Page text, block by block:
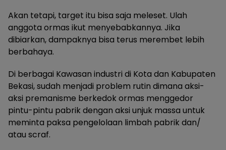
Akan tetapi, target itu bisa saja meleset. Ulah
anggota ormas ikut menyebabkannya. Jika
dibiarkan, dampaknya bisa terus merembet lebih
berbahaya.
Di berbagai Kawasan industri di Kota dan Kabupaten
Bekasi, sudah menjadi problem rutin dimana aksi-
aksi premanisme berkedok ormas menggedor
pintu-pintu pabrik dengan aksi unjuk massa untuk
meminta paksa pengelolaan limbah pabrik dan/
atau scraf.